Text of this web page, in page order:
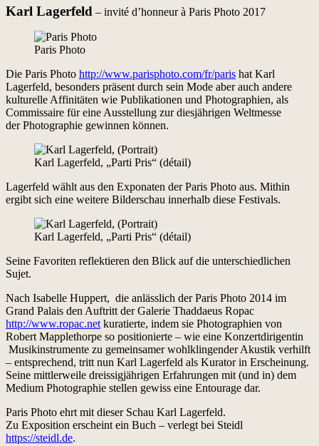
Karl Lagerfeld – invité d’honneur à Paris Photo 2017
Paris Photo
Die Paris Photo http://www.parisphoto.com/fr/paris hat Karl
Lagerfeld, besonders präsent durch sein Mode aber auch andere
kulturelle Affinitäten wie Publikationen und Photographien, als
Commissaire für eine Ausstellung zur diesjährigen Weltmesse
der Photographie gewinnen können.
Karl Lagerfeld, „Parti Pris“ (détail)
Lagerfeld wählt aus den Exponaten der Paris Photo aus. Mithin
ergibt sich eine weitere Bilderschau innerhalb diese Festivals.
Karl Lagerfeld, „Parti Pris“ (détail)
Seine Favoriten reflektieren den Blick auf die unterschiedlichen
Sujet.
Nach Isabelle Huppert, die anlässlich der Paris Photo 2014 im
Grand Palais den Auftritt der Galerie Thaddaeus Ropac
http://www.ropac.net kuratierte, indem sie Photographien von
Robert Mapplethorpe so positionierte – wie eine Konzertdirigentin
Musikinstrumente zu gemeinsamer wohlklingender Akustik verhilft
– entsprechend, tritt nun Karl Lagerfeld als Kurator in Erscheinung.
Seine mittlerweile dreissigjährigen Erfahrungen mit (und in) dem
Medium Photographie stellen gewiss eine Entourage dar.
Paris Photo ehrt mit dieser Schau Karl Lagerfeld.
Zu Exposition erscheint ein Buch – verlegt bei Steidl
https://steidl.de.